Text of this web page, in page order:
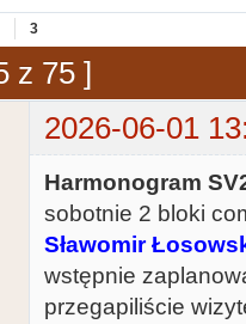
3
z 75 ]
2026-06-01
Harmonogram
sobotnie 2 bloki
Sławomir
wstępnie
przegapiliście